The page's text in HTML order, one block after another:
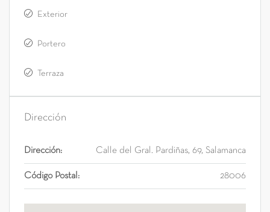
Exterior
Portero
Terraza
Dirección
Dirección: Calle del Gral. Pardiñas, 69, Salamanca
Código Postal: 28006